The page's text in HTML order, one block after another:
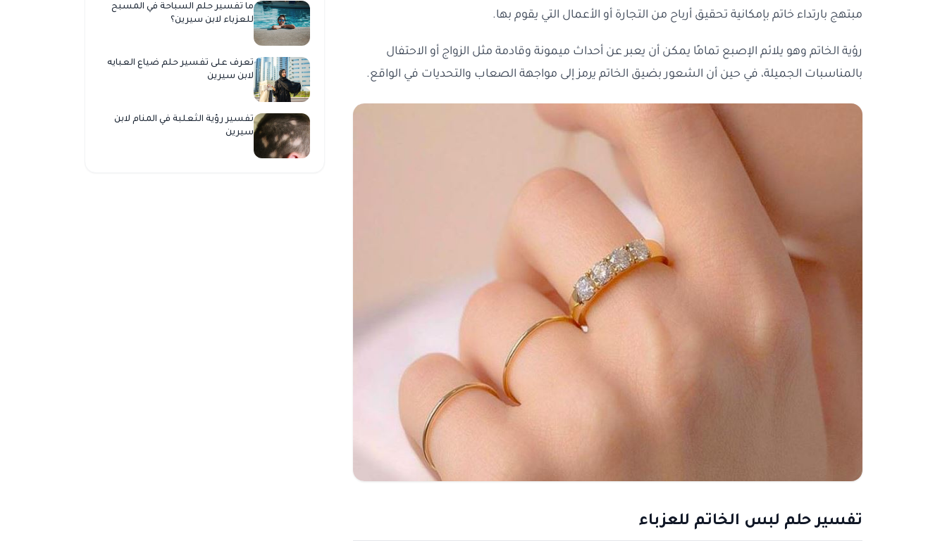
مبتهج بارتداء خاتم بإمكانية تحقيق أرباح من التجارة أو الأعمال التي يقوم بها.
رؤية الخاتم وهو يلائم الإصبع تمامًا يمكن أن يعبر عن أحداث ميمونة وقادمة مثل الزواج أو الاحتفال
بالمناسبات الجميلة، في حين أن الشعور بضيق الخاتم يرمز إلى مواجهة الصعاب والتحديات في الواقع.
تفسير حلم لبس الخاتم للعزباء
ما تفسير حلم السباحة في المسبح
للعزباء لابن سيرين؟
تعرف على تفسير حلم ضياع العبايه
لابن سيرين
تفسير رؤية الثعلبة في المنام لابن
سيرين